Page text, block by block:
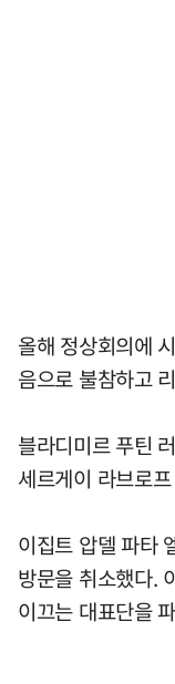
올해 정상회의에
음으로 불참하고
블라디미르 푸틴
세르게이 라브로
이집트 압델 파타
방문을 취소했다.
이끄는 대표단을